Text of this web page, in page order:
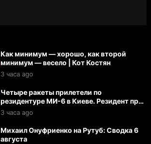
Как минимум — хорошо, как второй
минимум — весело | Кот Костян
3 часа ago
Четыре ракеты прилетели по
резидентуре МИ-6 в Киеве. Резидент при
смерти. Тяжело ранены 27 офицеров
3 часа ago
Михаил Онуфриенко на Рутуб: Сводка 6
августа